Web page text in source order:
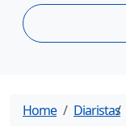
Home Diaristas